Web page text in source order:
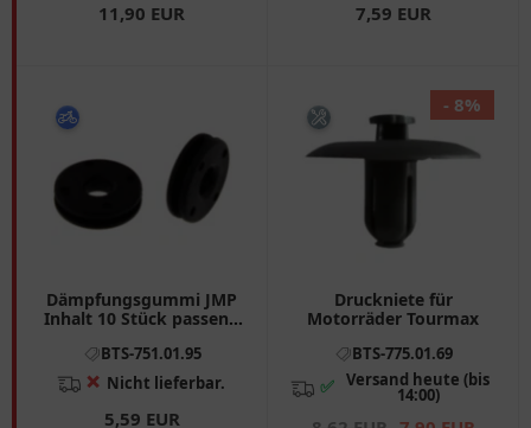
11,90 EUR 7,59 EUR
Dämpfungsgummi JMP
Inhalt 10 Stück passend
BTS-751.01.95
❌ Nicht lieferbar.
5,59 EUR
Druckniete für
Motorräder Tourmax
BTS-775.01.69
✅ Versand heute (bis
14:00)
- 8%